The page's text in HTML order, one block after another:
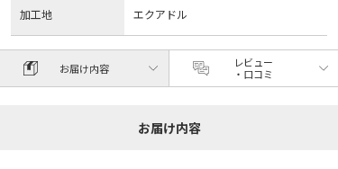
加工地 エクアドル
お届け内容
レビュー
・口コミ
お届け内容